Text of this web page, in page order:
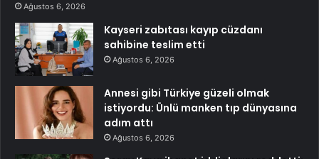
Ağustos 6, 2026
Kayseri zabıtası kayıp cüzdanı
sahibine teslim etti
Ağustos 6, 2026
Annesi gibi Türkiye güzeli olmak
istiyordu: Ünlü manken tıp dünyasına
adım attı
Ağustos 6, 2026